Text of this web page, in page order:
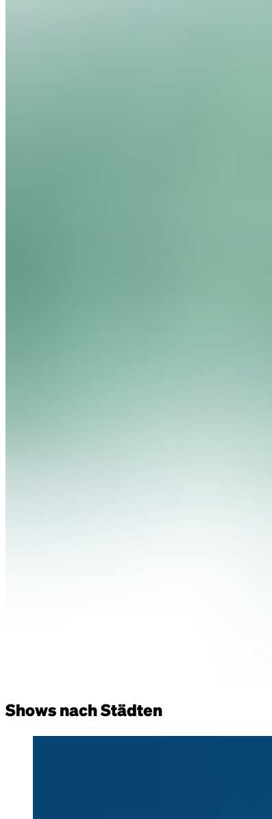
Shows nach Städten